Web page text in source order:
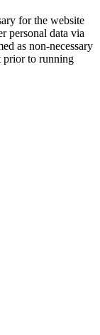
for the website
personal data via
as non-necessary
prior to running